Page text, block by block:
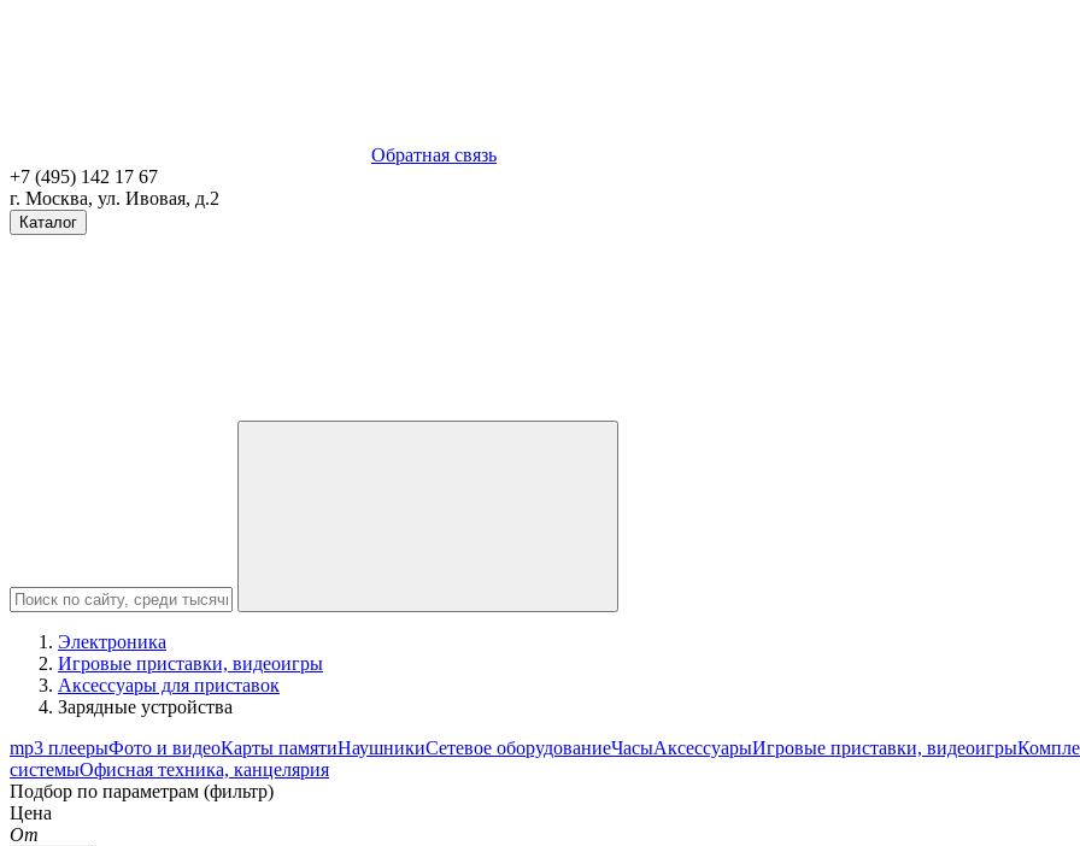
Обратная связь
+7 (495) 142 17 67
г. Москва, ул. Ивовая, д.2
Каталог
Электроника
Игровые приставки, видеоигры
Аксессуары для приставок
Зарядные устройства
mp3 плеерыФото и видеоКарты памятиНаушникиСетевое оборудованиеЧасыАксессуарыИгровые приставки, видеоигры
системыОфисная техника, канцелярия
Подбор по параметрам (фильтр)
Цена
От